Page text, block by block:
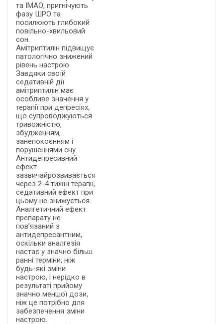
та ІМАО, пригнічують
фазу ШРО та
посилюють глибокий
повільно-хвильовий
сон.
Амітриптилін підвищує
патологічно знижений
рівень настрою.
Завдяки своїй
седативній дії
амітриптилін має
особливе значення у
терапії при депресіях,
що супроводжуються
тривожністю,
збудженням,
занепокоєнням і
порушеннями сну.
Антидепресивний
ефект
зазвичайрозвивається
через 2-4 тижні терапії,
седативний ефект при
цьому не знижується.
Аналгетичний ефект
препарату не
пов’язаний з
антидепресантним,
оскільки аналгезія
настає у значно більш
ранні терміни, ніж
будь-які зміни
настрою, і нерідко в
результаті прийому
значно меншої дози,
ніж це потрібно для
забезпечення зміни
настрою.